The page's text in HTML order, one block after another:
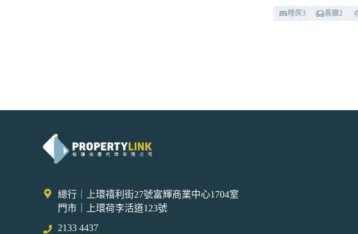
睡房3 客廳2
總行｜上環禧利街27號富輝商業中心1704室
門市｜上環荷李活道123號
2133 4437